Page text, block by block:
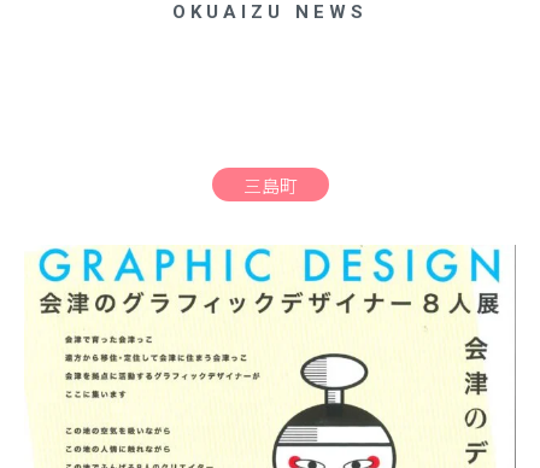
検索
ABOUT
アクセス
お問い合わせ
OKUAIZU NEWS
三島町